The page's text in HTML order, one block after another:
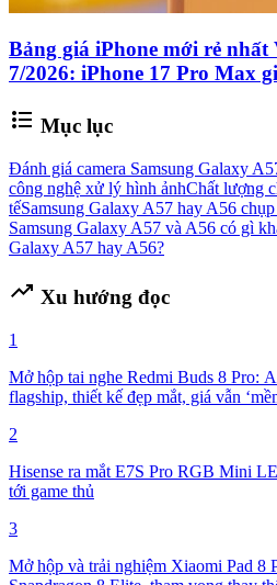
Bảng giá iPhone mới rẻ nhất
7/2026: iPhone 17 Pro Max
format_list_bulleted Mục lục
Đánh giá camera Samsung Galaxy
công nghệ xử lý hình ảnhChất lượng
tếSamsung Galaxy A57 hay A56
Samsung Galaxy A57 và A56 có gì
Galaxy A57 hay A56?
trending_up Xu hướng đọc
1
Mở hộp tai nghe Redmi Buds 8 Pro:
flagship, thiết kế đẹp mắt, giá vẫn
2
Hisense ra mắt E7S Pro RGB Mini
tới game thủ
3
Mở hộp và trải nghiệm Xiaomi Pad 8